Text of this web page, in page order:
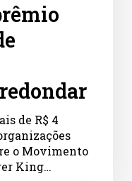
de R$ 4
o Movimento
King…